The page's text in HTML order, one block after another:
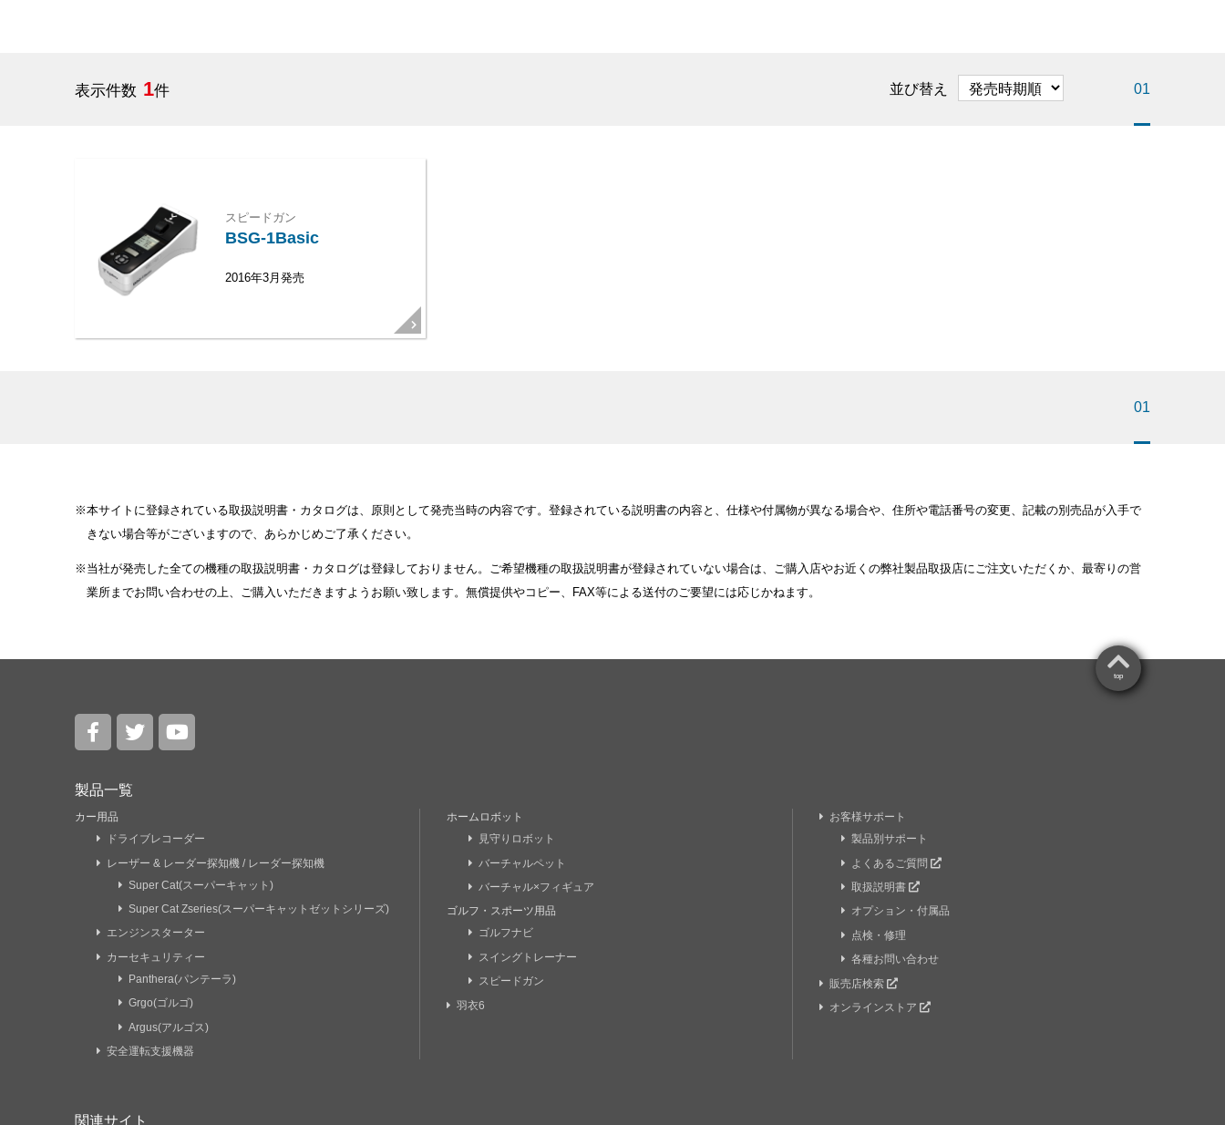
表示件数 1件 並び替え 01
スピードガン
BSG-1Basic
2016年3月発売
01
本サイトに登録されている取扱説明書・カタログは、原則として発売当時の内容です。登録されている説明書の内容と、仕様や付属物が異なる場合や、住所や電話番号の変更、記載の別売品が入手で
きない場合等がございますので、あらかじめご了承ください。
当社が発売した全ての機種の取扱説明書・カタログは登録しておりません。ご希望機種の取扱説明書が登録されていない場合は、ご購入店やお近くの弊社製品取扱店にご注文いただくか、最寄りの営
業所までお問い合わせの上、ご購入いただきますようお願い致します。無償提供やコピー、FAX等による送付のご要望には応じかねます。
製品一覧
カー用品
ドライブレコーダー
レーザー & レーダー探知機 / レーダー探知機
Super Cat(スーパーキャット)
Super Cat Zseries(スーパーキャットゼットシリーズ)
エンジンスターター
カーセキュリティー
Panthera(パンテーラ)
Grgo(ゴルゴ)
Argus(アルゴス)
安全運転支援機器
ホームロボット
見守りロボット
バーチャルペット
バーチャル×フィギュア
ゴルフ・スポーツ用品
ゴルフナビ
スイングトレーナー
スピードガン
羽衣6
お客様サポート
製品別サポート
よくあるご質問
取扱説明書
オプション・付属品
点検・修理
各種お問い合わせ
販売店検索
オンラインストア
関連サイト
top